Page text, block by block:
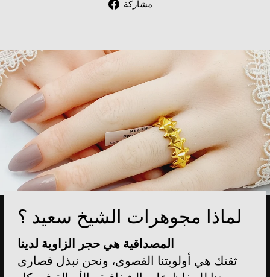
مشاركة
لماذا مجوهرات الشيخ سعيد ؟
المصداقية هي حجر الزاوية لدينا
ثقتك هي أولويتنا القصوى، ونحن نبذل قصارى